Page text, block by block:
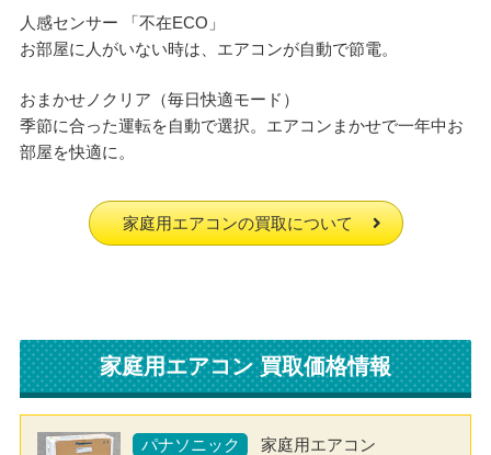
人感センサー 「不在ECO」
お部屋に人がいない時は、エアコンが自動で節電。
おまかせノクリア（毎日快適モード）
季節に合った運転を自動で選択。エアコンまかせで一年中お
部屋を快適に。
家庭用エアコンの買取について
家庭用エアコン 買取価格情報
パナソニック
家庭用エアコン